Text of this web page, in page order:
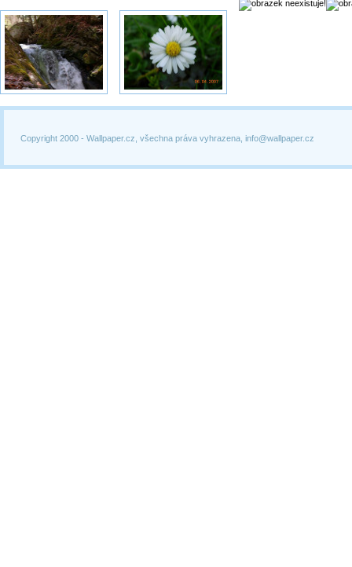
Copyright 2000 - Wallpaper.cz, všechna práva vyhrazena, info@wallpaper.cz